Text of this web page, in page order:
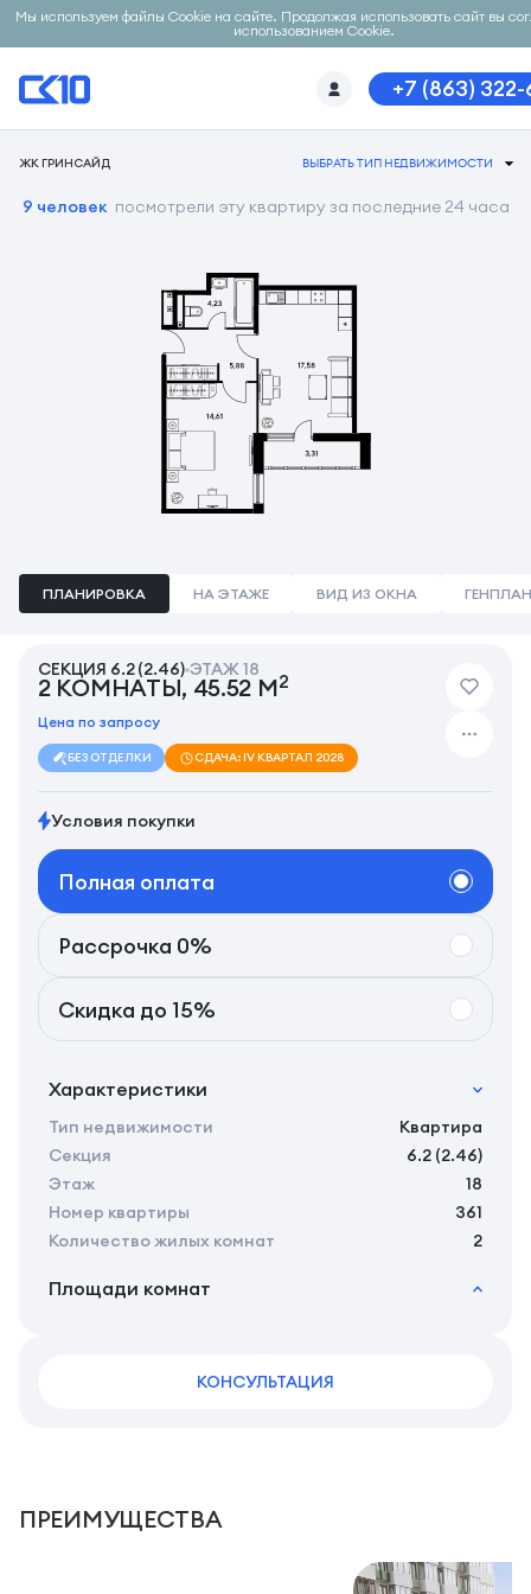
Мы используем файлы Cookie на сайте. Продолжая использовать сайт вы
использованием Cookie.
+7 (863)
ЖК ГРИНСАЙД ВЫБРАТЬ ТИП НЕДВИЖИМОСТИ
9 человек посмотрели эту квартиру за последние 24 часа
ПЛАНИРОВКА НА ЭТАЖЕ ВИД ИЗ ОКНА ГЕНПЛАН
СЕКЦИЯ 6.2 (2.46) ЭТАЖ 18
2 КОМНАТЫ, 45.52 М2
Цена по запросу
БЕЗ ОТДЕЛКИ СДАЧА: IV КВАРТАЛ 2028
Условия покупки
Полная оплата
Рассрочка 0%
Скидка до 15%
Характеристики
Тип недвижимости
Квартира
Секция
6.2 (2.46)
Этаж
18
Номер квартиры
361
Количество жилых комнат
2
Площади комнат
КОНСУЛЬТАЦИЯ
ПРЕИМУЩЕСТВА